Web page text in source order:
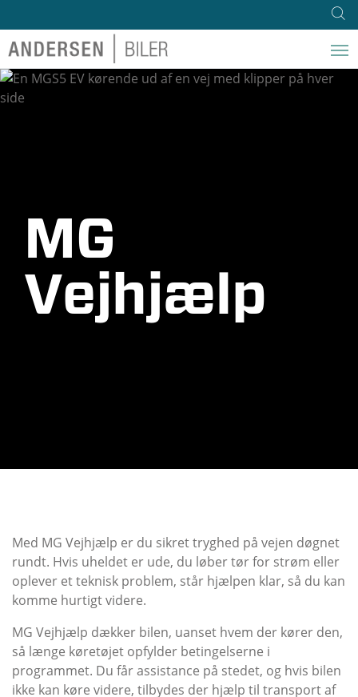
MG
Vejhjælp
Med MG Vejhjælp er du sikret tryghed på vejen døgnet
rundt. Hvis uheldet er ude, du løber tør for strøm eller
oplever et teknisk problem, står hjælpen klar, så du kan
komme hurtigt videre.
MG Vejhjælp dækker bilen, uanset hvem der kører den,
så længe køretøjet opfylder betingelserne i
programmet. Du får assistance på stedet, og hvis bilen
ikke kan køre videre, tilbydes der hjælp til transport af